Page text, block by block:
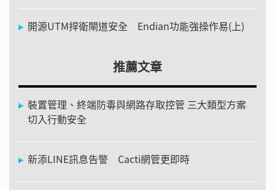
開源UTM捍衛閘道安全 Endian功能強操作易(上)
推薦文章
裝置管理、終端防毒與網路存取控管 三大類型方案
切入行動安全
新添LINE訊息告警 Cacti網管更即時